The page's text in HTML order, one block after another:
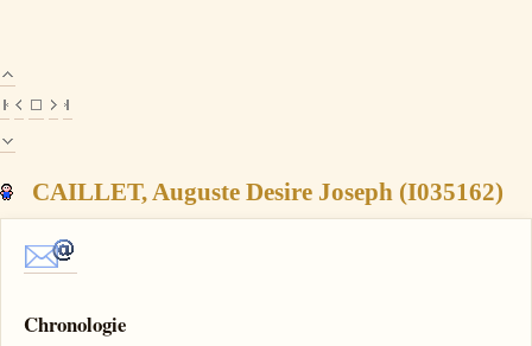
CAILLET, Auguste Desire Joseph (I035162)
Chronologie